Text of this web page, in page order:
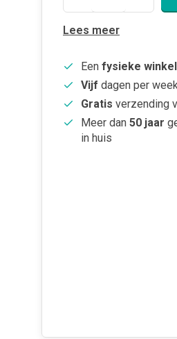
Lees meer
Een fysieke winkel
Vijf dagen per
Gratis verzending
Meer dan 50 jaar
in huis